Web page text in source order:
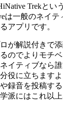
Trekとい
は一般のネイテ
アプリです。
が解説付きで
のでよりモチ
イティブなら
役に立ちます
録音を投稿す
派にはこれ以